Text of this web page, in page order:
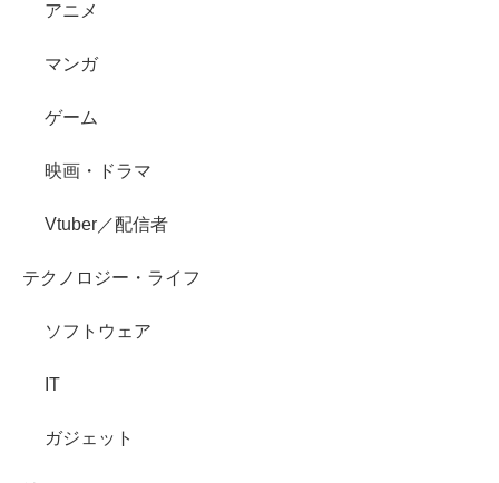
アニメ
マンガ
ゲーム
映画・ドラマ
Vtuber／配信者
テクノロジー・ライフ
ソフトウェア
IT
ガジェット